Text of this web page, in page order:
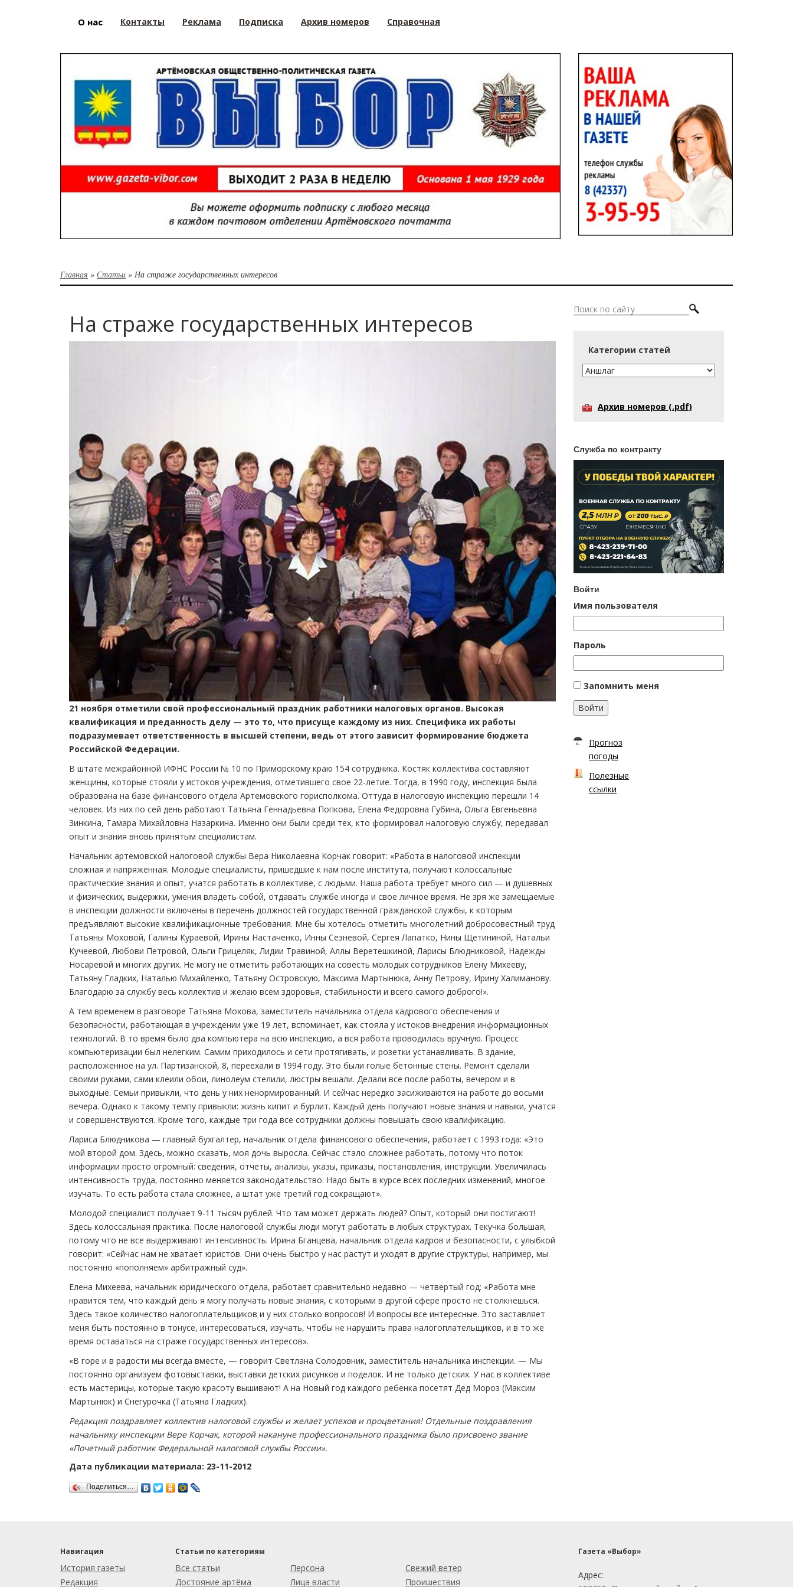
О нас Контакты Реклама Подписка Архив номеров Справочная
Главная » Статьи » На страже государственных интересов
На страже государственных интересов
21 ноября отметили свой профессиональный праздник работники налоговых органов. Высокая
квалификация и преданность делу — это то, что присуще каждому из них. Специфика их работы
подразумевает ответственность в высшей степени, ведь от этого зависит формирование бюджета
Российской Федерации.
В штате межрайонной ИФНС России № 10 по Приморскому краю 154 сотрудника. Костяк коллектива составляют
женщины, которые стояли у истоков учреждения, отметившего свое 22-летие. Тогда, в 1990 году, инспекция была
образована на базе финансового отдела Артемовского горисполкома. Оттуда в налоговую инспекцию перешли 14
человек. Из них по сей день работают Татьяна Геннадьевна Попкова, Елена Федоровна Губина, Ольга Евгеньевна
Зинкина, Тамара Михайловна Назаркина. Именно они были среди тех, кто формировал налоговую службу, передавал
опыт и знания вновь принятым специалистам.
Начальник артемовской налоговой службы Вера Николаевна Корчак говорит: «Работа в налоговой инспекции
сложная и напряженная. Молодые специалисты, пришедшие к нам после института, получают колоссальные
практические знания и опыт, учатся работать в коллективе, с людьми. Наша работа требует много сил — и душевных
и физических, выдержки, умения владеть собой, отдавать службе иногда и свое личное время. Не зря же замещаемые
в инспекции должности включены в перечень должностей государственной гражданской службы, к которым
предъявляют высокие квалификационные требования. Мне бы хотелось отметить многолетний добросовестный труд
Татьяны Моховой, Галины Кураевой, Ирины Настаченко, Инны Сезневой, Сергея Лапатко, Нины Щетининой, Натальи
Кучеевой, Любови Петровой, Ольги Грицеляк, Лидии Травиной, Аллы Веретешкиной, Ларисы Блюдниковой, Надежды
Носаревой и многих других. Не могу не отметить работающих на совесть молодых сотрудников Елену Михееву,
Татьяну Гладких, Наталью Михайленко, Татьяну Островскую, Максима Мартынюка, Анну Петрову, Ирину Халиманову.
Благодарю за службу весь коллектив и желаю всем здоровья, стабильности и всего самого доброго!».
А тем временем в разговоре Татьяна Мохова, заместитель начальника отдела кадрового обеспечения и
безопасности, работающая в учреждении уже 19 лет, вспоминает, как стояла у истоков внедрения информационных
технологий. В то время было два компьютера на всю инспекцию, а вся работа проводилась вручную. Процесс
компьютеризации был нелегким. Самим приходилось и сети протягивать, и розетки устанавливать. В здание,
расположенное на ул. Партизанской, 8, переехали в 1994 году. Это были голые бетонные стены. Ремонт сделали
своими руками, сами клеили обои, линолеум стелили, люстры вешали. Делали все после работы, вечером и в
выходные. Семьи привыкли, что день у них ненормированный. И сейчас нередко засиживаются на работе до восьми
вечера. Однако к такому темпу привыкли: жизнь кипит и бурлит. Каждый день получают новые знания и навыки, учатся
и совершенствуются. Кроме того, каждые три года все сотрудники должны повышать свою квалификацию.
Лариса Блюдникова — главный бухгалтер, начальник отдела финансового обеспечения, работает с 1993 года: «Это
мой второй дом. Здесь, можно сказать, моя дочь выросла. Сейчас стало сложнее работать, потому что поток
информации просто огромный: сведения, отчеты, анализы, указы, приказы, постановления, инструкции. Увеличилась
интенсивность труда, постоянно меняется законодательство. Надо быть в курсе всех последних изменений, многое
изучать. То есть работа стала сложнее, а штат уже третий год сокращают».
Молодой специалист получает 9-11 тысяч рублей. Что там может держать людей? Опыт, который они постигают!
Здесь колоссальная практика. После налоговой службы люди могут работать в любых структурах. Текучка большая,
потому что не все выдерживают интенсивность. Ирина Бганцева, начальник отдела кадров и безопасности, с улыбкой
говорит: «Сейчас нам не хватает юристов. Они очень быстро у нас растут и уходят в другие структуры, например, мы
постоянно «пополняем» арбитражный суд».
Елена Михеева, начальник юридического отдела, работает сравнительно недавно — четвертый год: «Работа мне
нравится тем, что каждый день я могу получать новые знания, с которыми в другой сфере просто не столкнешься.
Здесь такое количество налогоплательщиков и у них столько вопросов! И вопросы все интересные. Это заставляет
меня быть постоянно в тонусе, интересоваться, изучать, чтобы не нарушить права налогоплательщиков, и в то же
время оставаться на страже государственных интересов».
«В горе и в радости мы всегда вместе, — говорит Светлана Солодовник, заместитель начальника инспекции. — Мы
постоянно организуем фотовыставки, выставки детских рисунков и поделок. И не только детских. У нас в коллективе
есть мастерицы, которые такую красоту вышивают! А на Новый год каждого ребенка посетят Дед Мороз (Максим
Мартынюк) и Снегурочка (Татьяна Гладких).
Редакция поздравляет коллектив налоговой службы и желает успехов и процветания! Отдельные поздравления
начальнику инспекции Вере Корчак, которой накануне профессионального праздника было присвоено звание
«Почетный работник Федеральной налоговой службы России».
Дата публикации материала: 23-11-2012
Поделиться…
Категории статей
Архив номеров (.pdf)
Служба по контракту
Войти
Имя пользователя
Пароль
Запомнить меня
Войти
Прогноз
погоды
Полезные
ссылки
Навигация
История газеты
Редакция
Статьи по категориям
Все статьи
Достояние артёма
Персона
Лица власти
Свежий ветер
Проишествия
Газета «Выбор»
Адрес: